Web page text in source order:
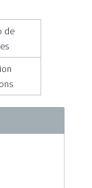
de